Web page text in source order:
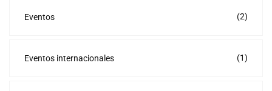
Eventos (2)
Eventos internacionales (1)